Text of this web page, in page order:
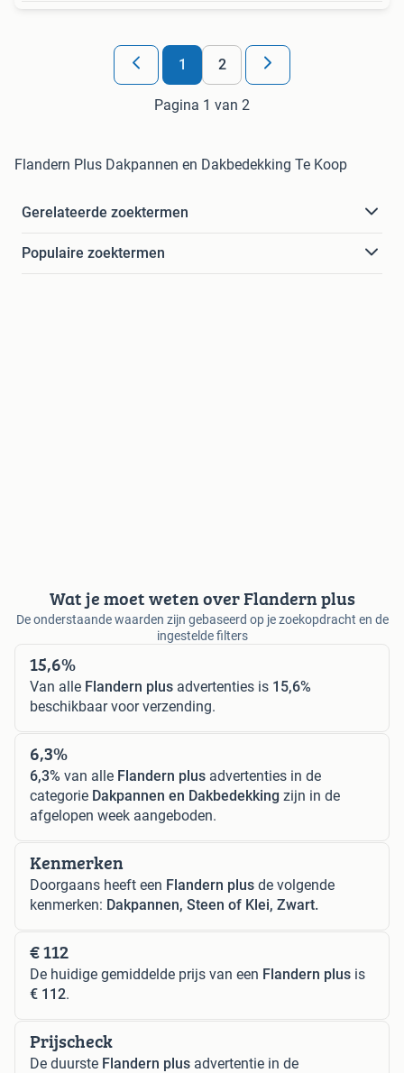
1 2
Pagina 1 van 2
Flandern Plus Dakpannen en Dakbedekking Te Koop
Gerelateerde zoektermen
Populaire zoektermen
Wat je moet weten over Flandern plus
De onderstaande waarden zijn gebaseerd op je zoekopdracht en de
ingestelde filters
15,6%
Van alle Flandern plus advertenties is 15,6%
beschikbaar voor verzending.
6,3%
6,3% van alle Flandern plus advertenties in de
categorie Dakpannen en Dakbedekking zijn in de
afgelopen week aangeboden.
Kenmerken
Doorgaans heeft een Flandern plus de volgende
kenmerken: Dakpannen, Steen of Klei, Zwart.
€ 112
De huidige gemiddelde prijs van een Flandern plus is
€ 112.
Prijscheck
De duurste Flandern plus advertentie in de